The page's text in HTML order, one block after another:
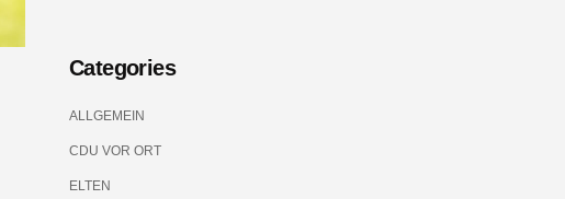
Categories
ALLGEMEIN
CDU VOR ORT
ELTEN